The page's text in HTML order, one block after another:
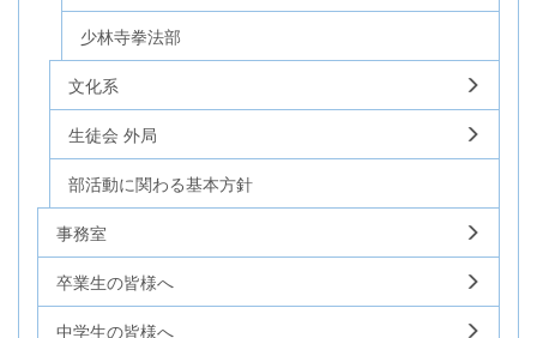
少林寺拳法部
文化系
生徒会 外局
部活動に関わる基本方針
事務室
卒業生の皆様へ
中学生の皆様へ